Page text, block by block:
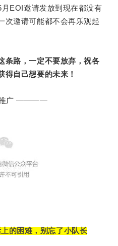
EOI邀请发放到现在都没有
次邀请可能都不会再乐观起
条路，一定不要放弃，祝各
得自己想要的未来！
广 ————
上的困难，别忘了小队长